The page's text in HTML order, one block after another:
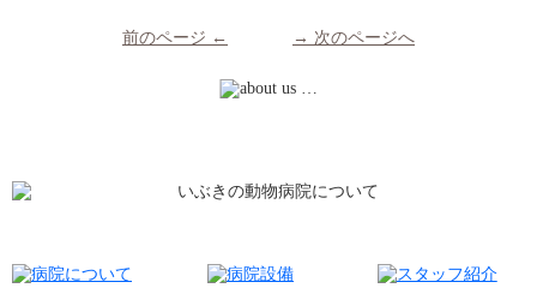
前のページ ← → 次のページへ